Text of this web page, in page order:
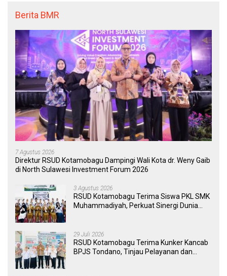
Berita BMR
7 Agustus 2026
Direktur RSUD Kotamobagu Dampingi Wali Kota dr. Weny Gaib
di North Sulawesi Investment Forum 2026
3 Agustus 2026
RSUD Kotamobagu Terima Siswa PKL SMK
Muhammadiyah, Perkuat Sinergi Dunia
29 Juli 2026
RSUD Kotamobagu Terima Kunker Kancab
BPJS Tondano, Tinjau Pelayanan dan